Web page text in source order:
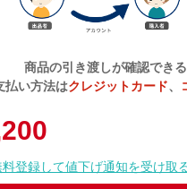
商品の引き渡しが確認でき
払い方法はクレジットカード、
料登録して値下げ通知を受け取